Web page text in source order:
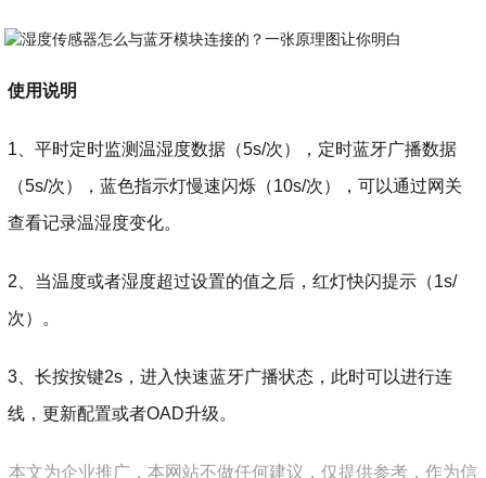
使用说明
1、平时定时监测温湿度数据（5s/次），定时蓝牙广播数据
（5s/次），蓝色指示灯慢速闪烁（10s/次），可以通过网关
查看记录温湿度变化。
2、当温度或者湿度超过设置的值之后，红灯快闪提示（1s/
次）。
3、长按按键2s，进入快速蓝牙广播状态，此时可以进行连
线，更新配置或者OAD升级。
本文为企业推广，本网站不做任何建议，仅提供参考，作为信